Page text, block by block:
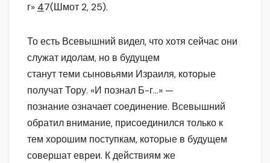
г» 47(Шмот 2, 25).
То есть Всевышний видел, что хотя сейчас они
служат идолам, но в будущем
станут теми сыновьями Израиля, которые
получат Тору. «И познал Б-г…» —
познание означает соединение. Всевышний
обратил внимание, присоединился только к
тем хорошим поступкам, которые в будущем
совершат евреи. К действиям же